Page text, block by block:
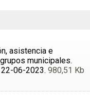
asistencia e
municipales.
06-2023. 980,51 Kb